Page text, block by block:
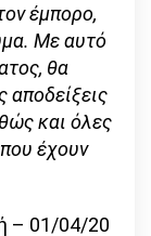
έμπορο,
Με αυτό
θα
αποδείξεις
και όλες
έχουν
– 01/04/20